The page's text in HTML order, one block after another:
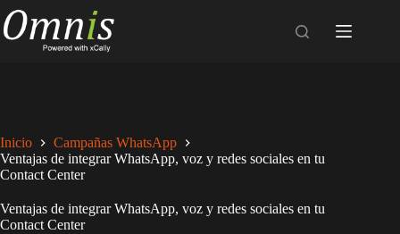
Inicio
Campañas WhatsApp
Ventajas de integrar WhatsApp, voz y redes sociales en tu
Contact Center
Ventajas de integrar WhatsApp, voz y redes sociales en tu
Contact Center